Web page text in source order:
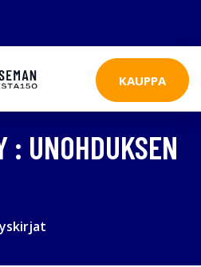
KAUPPA
: UNOHDUKSEN